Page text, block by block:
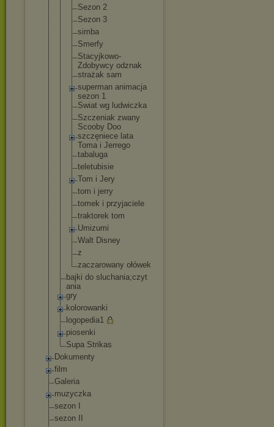
Sezon 2
Sezon 3
simba
Smerfy
Stacyjkowo-
Zdobywcy odznak
strażak sam
superman animacja
sezon 1
Swiat wg ludwiczka
Szczeniak zwany
Scooby Doo
szczęniece lata
Toma i Jerrego
tabaluga
teletubisie
Tom i Jery
tom i jerry
tomek i przyjaciele
traktorek tom
Umizumi
Walt Disney
z
zaczarowany ołówek
bajki do sluchania;czyt
ania
gry
kolorowanki
logopedia1
piosenki
Supa Strikas
Dokumenty
film
Galeria
muzyczka
sezon I
sezon II